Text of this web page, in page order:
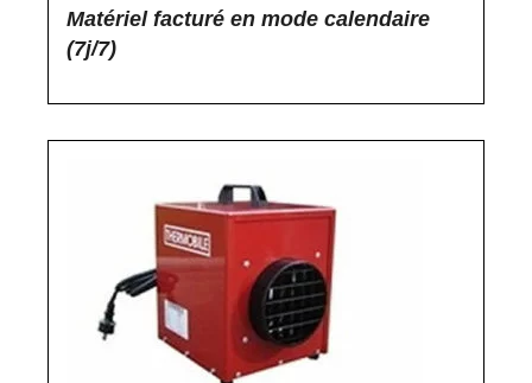
Matériel facturé en mode calendaire
(7j/7)